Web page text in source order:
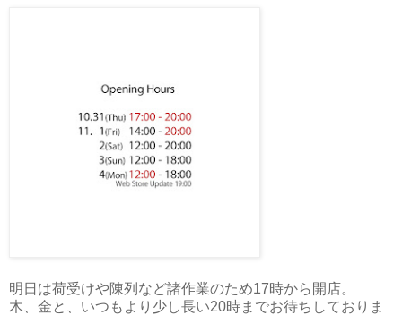
明日は荷受けや陳列など諸作業のため17時から開店。
木、金と、いつもより少し長い20時までお待ちしておりま